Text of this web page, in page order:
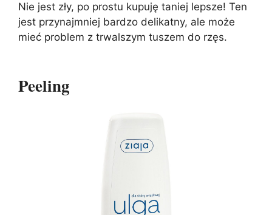
Nie jest zły, po prostu kupuję taniej lepsze! Ten
jest przynajmniej bardzo delikatny, ale może
mieć problem z trwalszym tuszem do rzęs.
Peeling